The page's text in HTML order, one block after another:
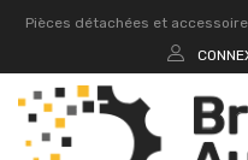
Pièces détachées et